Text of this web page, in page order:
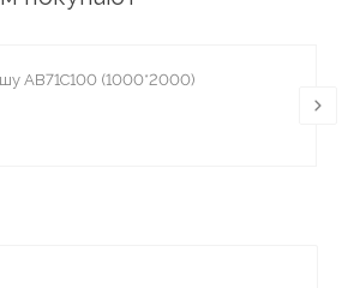
AB71C100 (1000*2000)